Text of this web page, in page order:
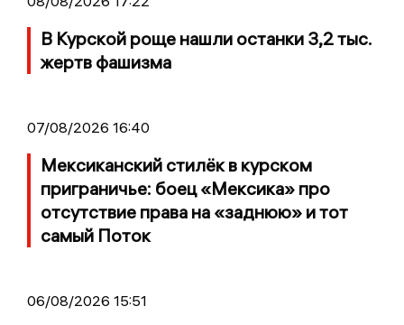
В Курской роще нашли останки 3,2 тыс.
жертв фашизма
07/08/2026 16:40
Мексиканский стилёк в курском
приграничье: боец «Мексика» про
отсутствие права на «заднюю» и тот
самый Поток
06/08/2026 15:51